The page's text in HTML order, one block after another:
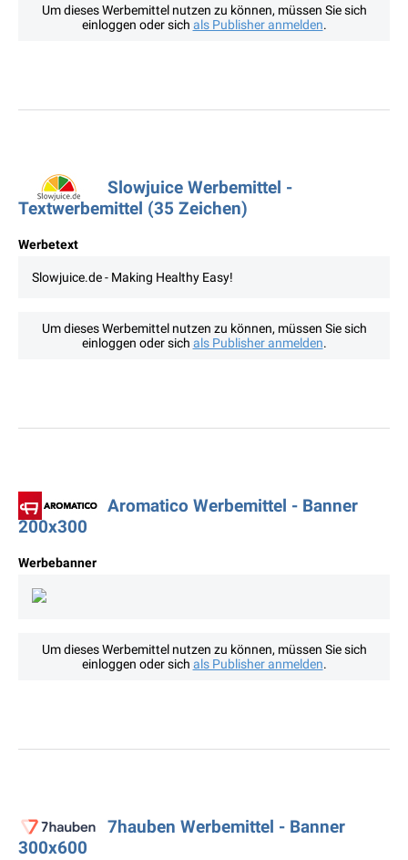
Um dieses Werbemittel nutzen zu können, müssen Sie sich
einloggen oder sich als Publisher anmelden.
Slowjuice Werbemittel -
Textwerbemittel (35 Zeichen)
Werbetext
Slowjuice.de - Making Healthy Easy!
Um dieses Werbemittel nutzen zu können, müssen Sie sich
einloggen oder sich als Publisher anmelden.
Aromatico Werbemittel - Banner
200x300
Werbebanner
Um dieses Werbemittel nutzen zu können, müssen Sie sich
einloggen oder sich als Publisher anmelden.
7hauben Werbemittel - Banner
300x600